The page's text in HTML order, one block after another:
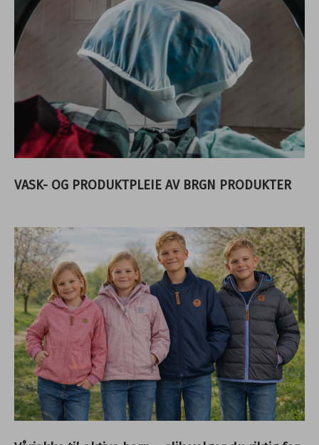
VASK- OG PRODUKTPLEIE AV BRGN PRODUKTER